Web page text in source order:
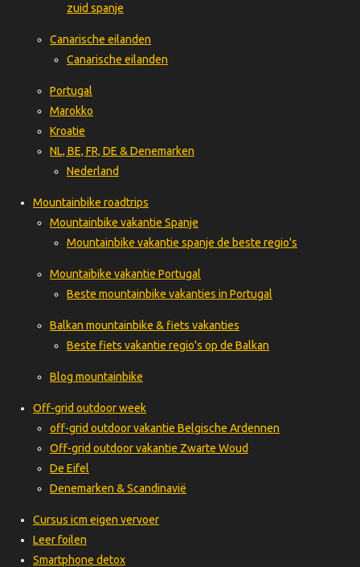
zuid spanje
Canarische eilanden
Canarische eilanden
Portugal
Marokko
Kroatie
NL, BE, FR, DE & Denemarken
Nederland
Mountainbike roadtrips
Mountainbike vakantie Spanje
Mountainbike vakantie spanje de beste regio's
Mountaibike vakantie Portugal
Beste mountainbike vakanties in Portugal
Balkan mountainbike & fiets vakanties
Beste fiets vakantie regio's op de Balkan
Blog mountainbike
Off-grid outdoor week
off-grid outdoor vakantie Belgische Ardennen
Off-grid outdoor vakantie Zwarte Woud
De Eifel
Denemarken & Scandinavië
Cursus icm eigen vervoer
Leer foilen
Smartphone detox